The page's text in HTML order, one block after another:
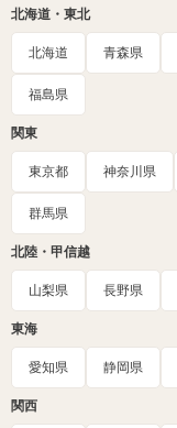
北海道・東北
北海道 青森県
福島県
関東
東京都 神奈川県
群馬県
北陸・甲信越
山梨県 長野県
東海
愛知県 静岡県
関西